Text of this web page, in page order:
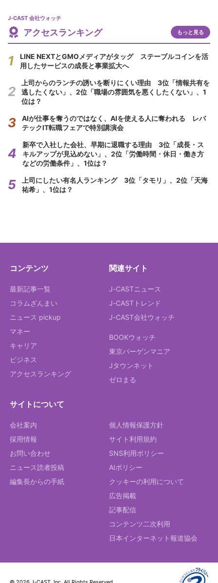
J-CAST 会社ウォッチ
アクセスランキング もっと見る
LINE NEXTとGMOメディアがタッグ ステーブルコインを活
用したサービスの成長と事業拡大へ
上司からのランチの誘いを断りにくい理由 3位「情報共有を
逃したくない」、2位「職場の雰囲気を悪くしたくない」、1
位は？
AIが仕事を奪うのではなく、AIを使える人に奪われる レバ
テックIT転職フェアで特別講演会
新卒で入社した会社、早期に退職する理由 3位「成長・ス
キルアップが見込めない」、2位「労働時間・休日・働き方
などの労働条件」、1位は？
上司にしたい有名人ランキング 3位「タモリ」、2位「天海
祐希」、1位は？
コンテンツ
最新記事一覧
コラムざんまい
ニュース pickup
マネー
キャリア
ビジネス
アクセスランキング
関連サイト
J-CASTニュース
J-CASTトレンド
J-CAST会社ウォッチ
BOOKウォッチ
東京バーゲンマニア
Jタウンネット
ゼロまる
サイトについて
会社案内
採用情報
お問い合わせ
ニュース読者投稿
編集長からの手紙
個人情報保護方針
サイト利用規約
SNS利用ポリシー
AIポリシー
クッキーの利用について
広告掲載
記事配信
コンテンツ二次利用
日本インターネット報道協会